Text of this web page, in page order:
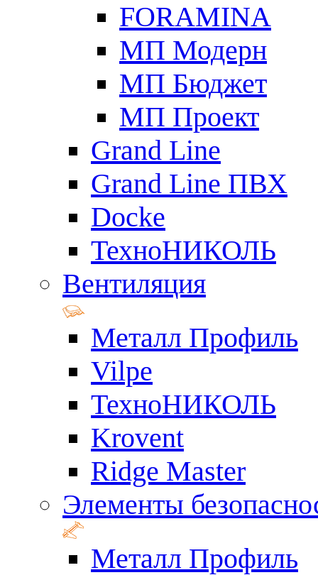
FORAMINA
МП Модерн
МП Бюджет
МП Проект
Grand Line
Grand Line ПВХ
Docke
ТехноНИКОЛЬ
Вентиляция
Металл Профиль
Vilpe
ТехноНИКОЛЬ
Krovent
Ridge Master
Элементы
Металл Профиль